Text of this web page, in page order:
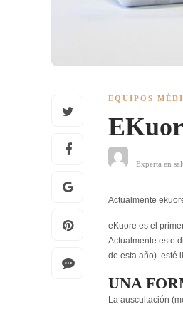
EQUIPOS
Experta en
Actualmente
eKuore es el
Actualmente este
de esta año) esté
UNA
La auscultación